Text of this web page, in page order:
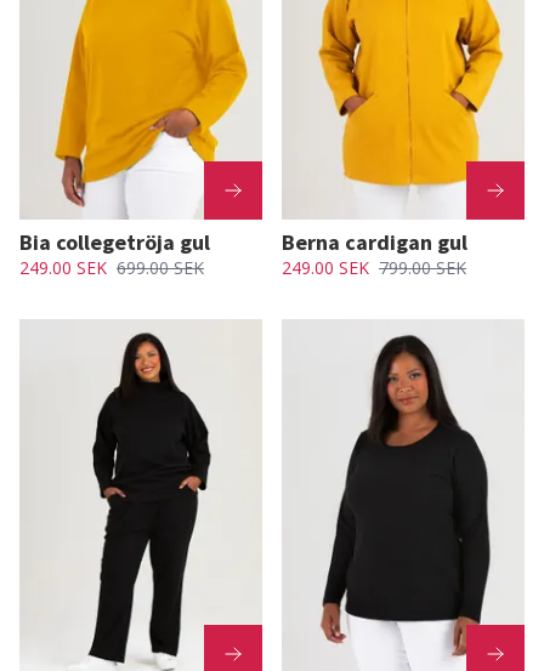
Bia collegetröja gul
249.00 SEK 699.00 SEK
Berna cardigan gul
249.00 SEK 799.00 SEK